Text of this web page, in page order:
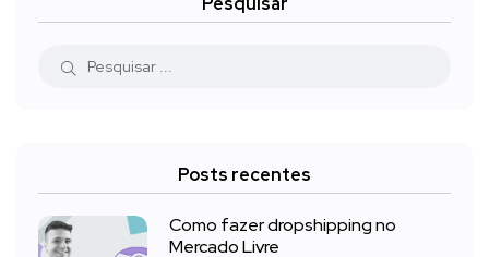
Posts recentes
Como fazer dropshipping no
Mercado Livre